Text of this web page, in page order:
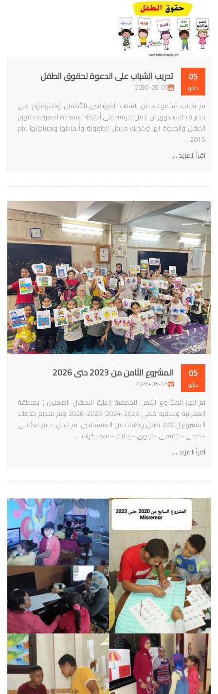
05
مايو
تدريب الشباب على الدعوة لحقوق الطفل
2026-05-05
تم تدريب مجموعة من الشباب المهتمين بالأطفال وحقوقهم على
مدار 4 جلسات وورش عمل تدريبية على أنشطة متعددة لمعرفة حقوق
الطفل والدعوة لها وكذلك مراحل الطفولة وأنماطها واحتياجاتها عام
2015 ...
اقرأ المزيد ...
05
مايو
المشروع الثامن من 2023 حتى 2026
2026-05-05
تم انجاز المشروع الثامن للجمعية (رعاية الأطفال العاملين ) بمنطقة
العمرانية وساقية مكي 2023-2024-2025-2026 وتم تقديم خدمات
المشروع ل 300 طفل وطفلة من المستحقين تم عمل دعم تعليمي
- صحي - تثقيفي - تربوي - رحلات - معسكرات ...
اقرأ المزيد ...